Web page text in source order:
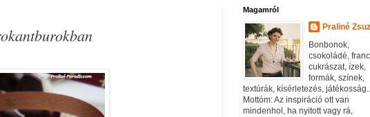
Magamról
Praliné
Bonbonok,
csokoládé,
cukrászat, ízek,
formák, színek,
textúrák, kísérletezés, játékosság...
Mottóm: Az inspiráció ott van
mindenhol, ha nyitott vagy rá,